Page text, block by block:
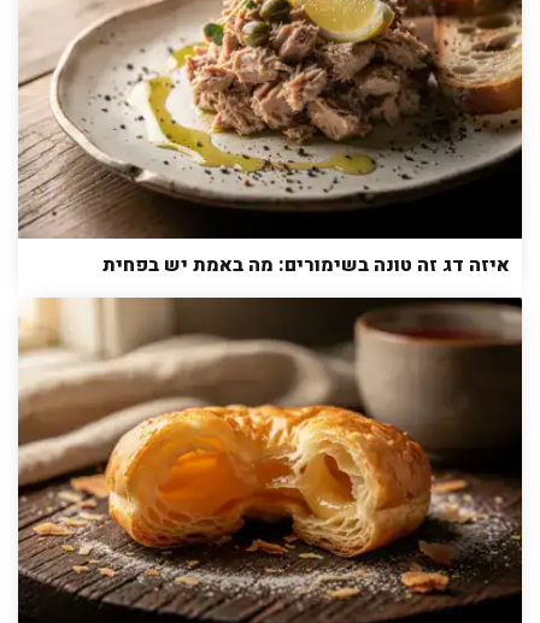
איזה דג זה טונה בשימורים: מה באמת יש בפחית